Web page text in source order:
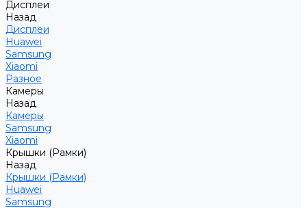
Дисплеи
Назад
Дисплеи
Huawei
Samsung
Xiaomi
Разное
Камеры
Назад
Камеры
Samsung
Xiaomi
Крышки (Рамки)
Назад
Крышки (Рамки)
Huawei
Samsung